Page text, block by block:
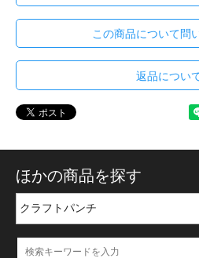
この商品について問
返品につい
ほかの商品を探す